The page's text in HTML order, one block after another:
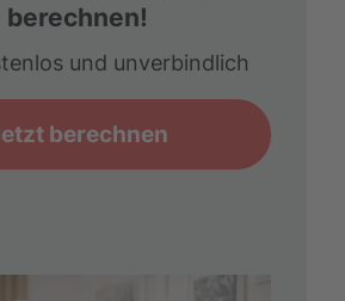
berechnen!
und unverbindlich
berechnen